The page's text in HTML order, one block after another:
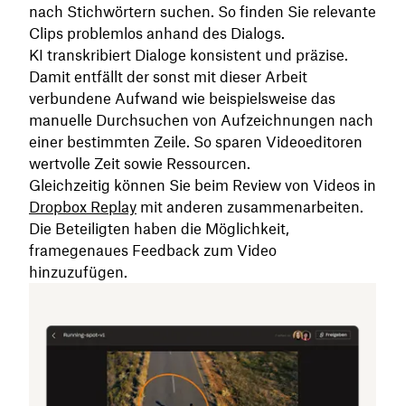
nach Stichwörtern suchen. So finden Sie relevante
Clips problemlos anhand des Dialogs.
KI transkribiert Dialoge konsistent und präzise.
Damit entfällt der sonst mit dieser Arbeit
verbundene Aufwand wie beispielsweise das
manuelle Durchsuchen von Aufzeichnungen nach
einer bestimmten Zeile. So sparen Videoeditoren
wertvolle Zeit sowie Ressourcen.
Gleichzeitig können Sie beim Review von Videos in
Dropbox Replay mit anderen zusammenarbeiten.
Die Beteiligten haben die Möglichkeit,
framegenaues Feedback zum Video
hinzuzufügen.